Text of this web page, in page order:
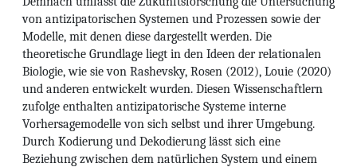
von antizipatorischen Systemen und Prozessen sowie der
Modelle, mit denen diese dargestellt werden. Die
theoretische Grundlage liegt in den Ideen der relationalen
Biologie, wie sie von Rashevsky, Rosen (2012), Louie (2020)
und anderen entwickelt wurden. Diesen Wissenschaftlern
zufolge enthalten antizipatorische Systeme interne
Vorhersagemodelle von sich selbst und ihrer Umgebung.
Durch Kodierung und Dekodierung lässt sich eine
Beziehung zwischen dem natürlichen System und einem